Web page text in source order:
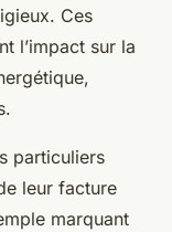
Ces
l’impact sur la
particuliers
leur facture
marquant